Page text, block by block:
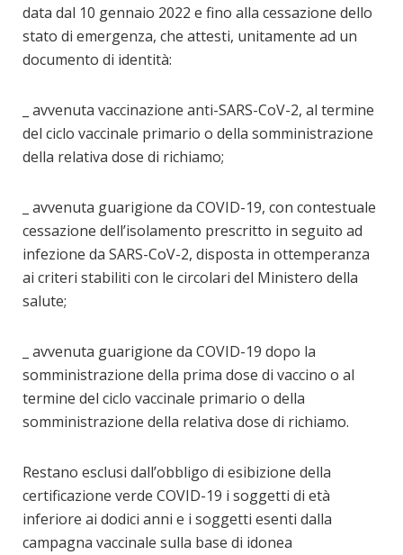
data dal 10 gennaio 2022 e fino alla cessazione dello
stato di emergenza, che attesti, unitamente ad un
documento di identità:
_ avvenuta vaccinazione anti-SARS-CoV-2, al termine
del ciclo vaccinale primario o della somministrazione
della relativa dose di richiamo;
_ avvenuta guarigione da COVID-19, con contestuale
cessazione dell’isolamento prescritto in seguito ad
infezione da SARS-CoV-2, disposta in ottemperanza
ai criteri stabiliti con le circolari del Ministero della
salute;
_ avvenuta guarigione da COVID-19 dopo la
somministrazione della prima dose di vaccino o al
termine del ciclo vaccinale primario o della
somministrazione della relativa dose di richiamo.
Restano esclusi dall’obbligo di esibizione della
certificazione verde COVID-19 i soggetti di età
inferiore ai dodici anni e i soggetti esenti dalla
campagna vaccinale sulla base di idonea